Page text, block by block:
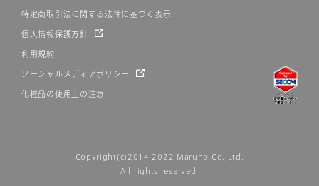
特定商取引法に関する法律に基づく表示
個人情報保護方針
利用規約
ソーシャルメディアポリシー
化粧品の使用上の注意
Copyright(c)2014-2022 Maruho Co.,Ltd.
All rights reserved.